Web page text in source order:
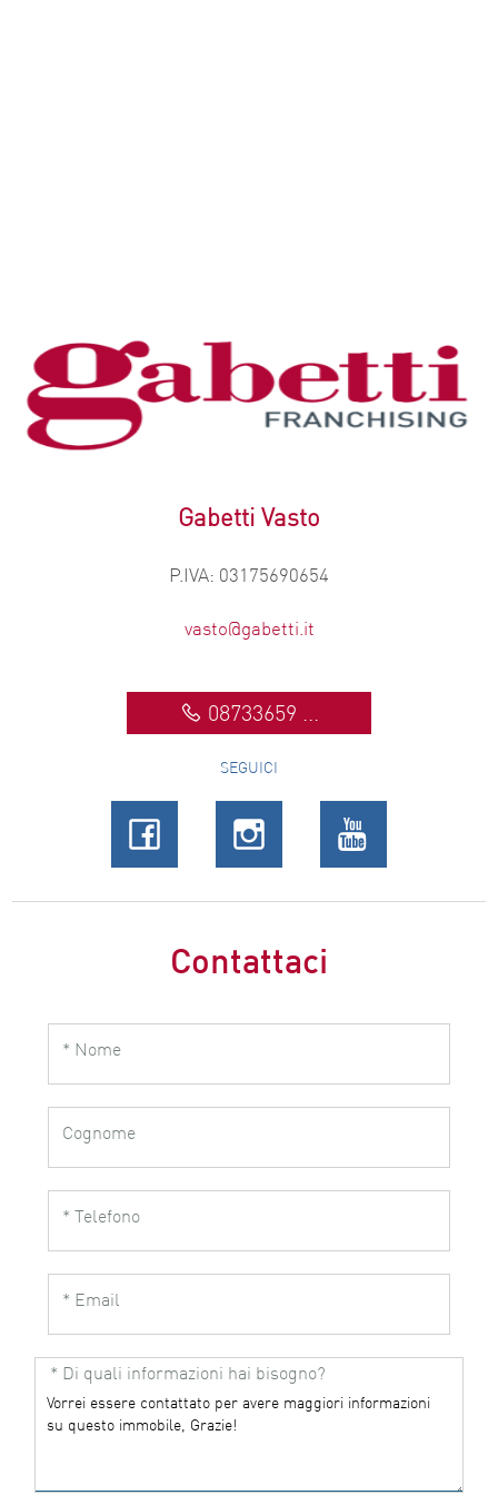
Gabetti Vasto
P.IVA: 03175690654
vasto@gabetti.it
08733659 ...
SEGUICI
Contattaci
* Nome
Cognome
* Telefono
* Email
* Di quali informazioni hai bisogno?